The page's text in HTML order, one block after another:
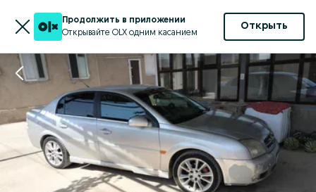
Продолжить в приложении
Открывайте OLX одним касанием
Открыть